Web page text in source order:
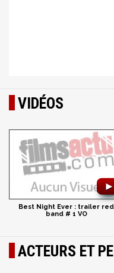
VIDÉOS
►
Best Night Ever : trailer red
band # 1 VO
ACTEURS ET